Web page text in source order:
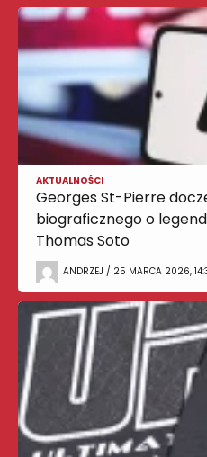
AKTUALNOŚCI
Georges St-Pierre
biograficznego o
Thomas Soto
ANDRZEJ / 25 MARCA 2026,